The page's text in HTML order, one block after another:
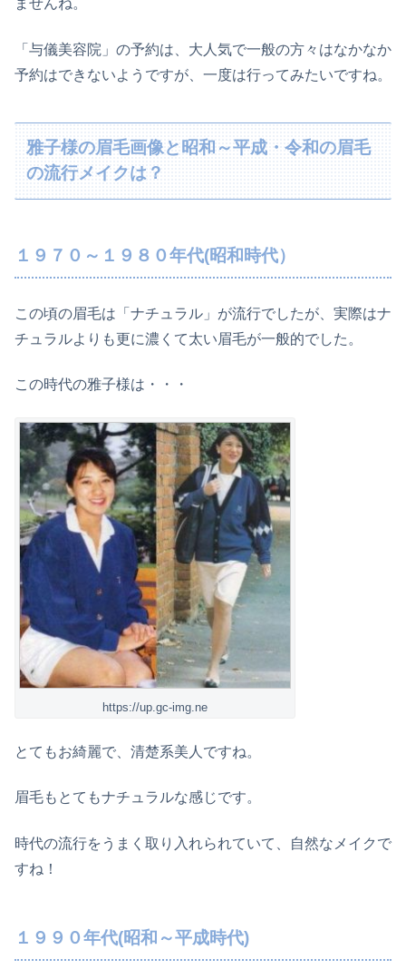
ませんね。
「与儀美容院」の予約は、大人気で一般の方々はなかなか
予約はできないようですが、一度は行ってみたいですね。
雅子様の眉毛画像と昭和～平成・令和の眉毛
の流行メイクは？
１９７０～１９８０年代(昭和時代）
この頃の眉毛は「ナチュラル」が流行でしたが、実際はナ
チュラルよりも更に濃くて太い眉毛が一般的でした。
この時代の雅子様は・・・
https://up.gc-img.ne
とてもお綺麗で、清楚系美人ですね。
眉毛もとてもナチュラルな感じです。
時代の流行をうまく取り入れられていて、自然なメイクで
すね！
１９９０年代(昭和～平成時代)